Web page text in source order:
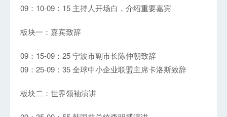
09：10-09：15 主持人开场白，介绍重要嘉宾
板块一：嘉宾致辞
09：15-09：25 宁波市副市长陈仲朝致辞
09：25-09：35 全球中小企业联盟主席卡洛斯致辞
板块二：世界领袖演讲